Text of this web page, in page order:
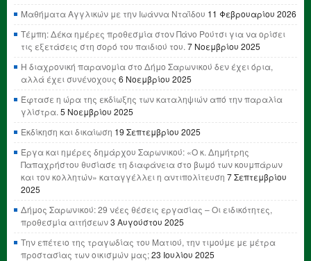
Μαθήματα Αγγλικών με την Ιωάννα Νταΐδου 11 Φεβρουαρίου 2026
Τέμπη: Δέκα ημέρες προθεσμία στον Πάνο Ρούτσι για να ορίσει
τις εξετάσεις στη σορό του παιδιού του. 7 Νοεμβρίου 2025
Η διαχρονική παρανομία στο Δήμο Σαρωνικού δεν έχει όρια,
αλλά έχει συνένοχους 6 Νοεμβρίου 2025
Έφτασε η ώρα της εκδίωξης των καταληψιών από την παραλία
γλίστρα. 5 Νοεμβρίου 2025
Εκδίκηση και δικαίωση 19 Σεπτεμβρίου 2025
Έργα και ημέρες δημάρχου Σαρωνικού: «Ο κ. Δημήτρης
Παπαχρήστου θυσίασε τη διαφάνεια στο βωμό των κουμπάρων
και τον κολλητών» καταγγέλλει η αντιπολίτευση 7 Σεπτεμβρίου
2025
Δήμος Σαρωνικού: 29 νέες θέσεις εργασίας – Οι ειδικότητες,
προθεσμία αιτήσεων3 Αυγούστου 2025
Την επέτειο της τραγωδίας του Ματιού, την τιμούμε με μέτρα
προστασίας των οικισμών μας;23 Ιουλίου 2025